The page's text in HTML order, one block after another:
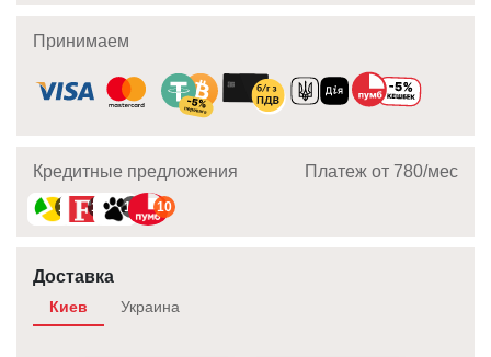
Принимаем
Кредитные предложения Платеж от 780/мec
10 10 10 10
Доставка
Киев Украина